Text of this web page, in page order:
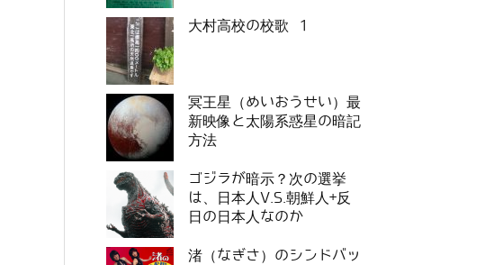
大村高校の校歌 1
冥王星（めいおうせい）最
新映像と太陽系惑星の暗記
方法
ゴジラが暗示？次の選挙
は、日本人V.S.朝鮮人+反
日の日本人なのか
渚（なぎさ）のシンドバッ